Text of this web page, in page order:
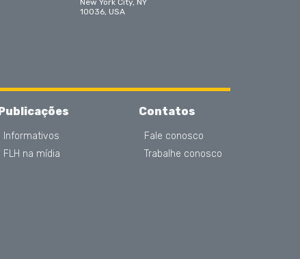
New York City, NY
10036, USA
Publicações
Informativos
FLH na mídia
Contatos
Fale conosco
Trabalhe conosco